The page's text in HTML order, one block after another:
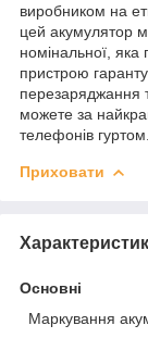
виробником на
цей акумулятор
номінальної,
пристрою
перезаряджання
можете за
телефонів гуртом.
Приховати
Основні
Маркування